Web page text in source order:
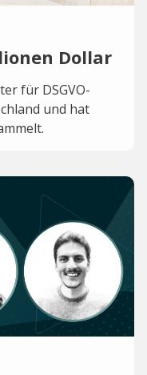
Dollar
für DSGVO-
und hat